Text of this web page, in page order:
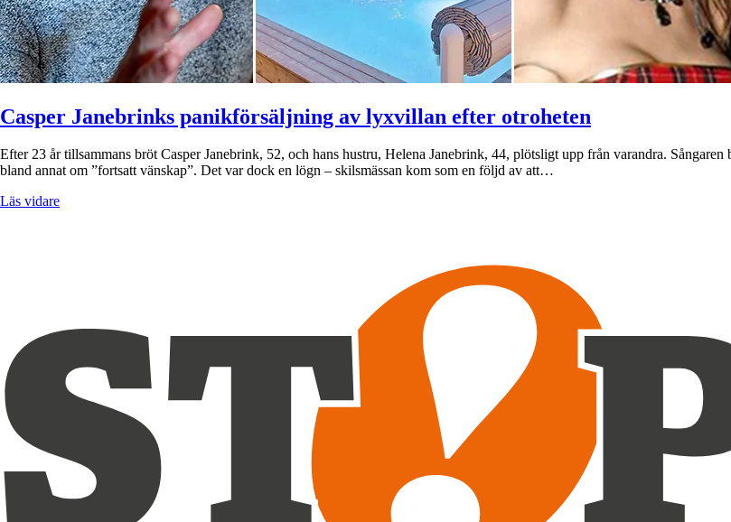
Casper Janebrinks panikförsäljning av lyxvillan efter otroheten
Efter 23 år tillsammans bröt Casper Janebrink, 52, och hans hustru, Helena Janebrink, 44, plötsligt upp från varandra.
bland annat om ”fortsatt vänskap”. Det var dock en lögn – skilsmässan kom som en följd av att…
Läs vidare